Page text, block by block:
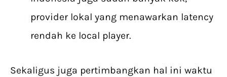
provider lokal yang menawarkan latency
rendah ke local player.
Sekaligus juga pertimbangkan hal ini waktu